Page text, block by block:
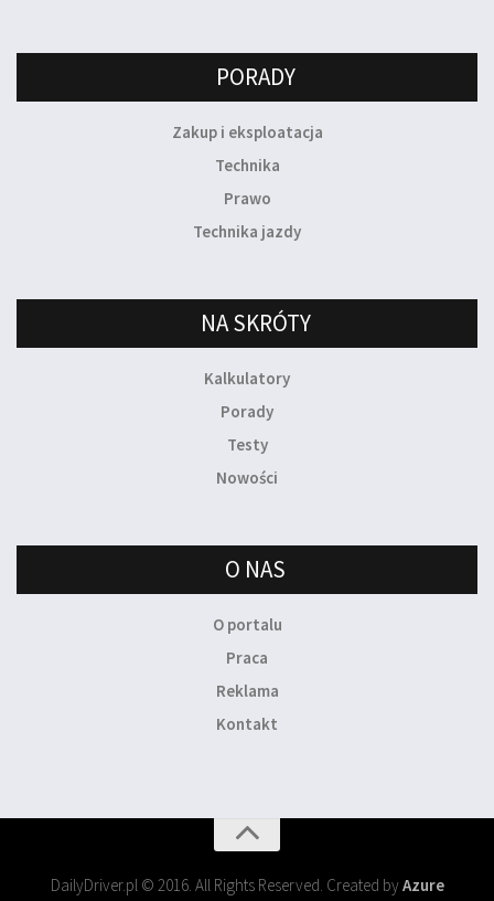
PORADY
Zakup i eksploatacja
Technika
Prawo
Technika jazdy
NA SKRÓTY
Kalkulatory
Porady
Testy
Nowości
O NAS
O portalu
Praca
Reklama
Kontakt
DailyDriver.pl © 2016. All Rights Reserved. Created byAzure